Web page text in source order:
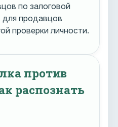
по залоговой
для продавцов
проверки личности.
против
распознать